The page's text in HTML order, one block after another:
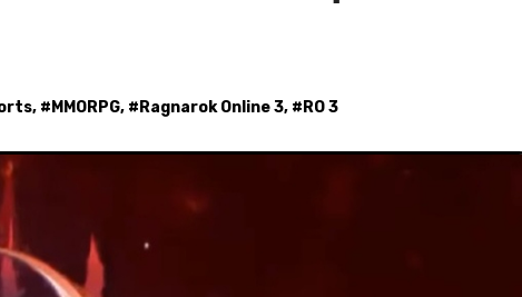
, # MMORPG, # Ragnarok Online 3, # RO 3